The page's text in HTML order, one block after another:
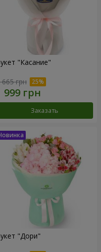
"Касание"
665 грн
Заказать
"Дори"